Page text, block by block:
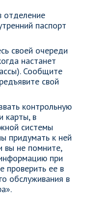
отделение
паспорт
своей очереди
настанет
Сообщите
свой
контрольную
карты, в
системы
придумать к ней
вы не помните,
при
проверить ее в
обслуживания в